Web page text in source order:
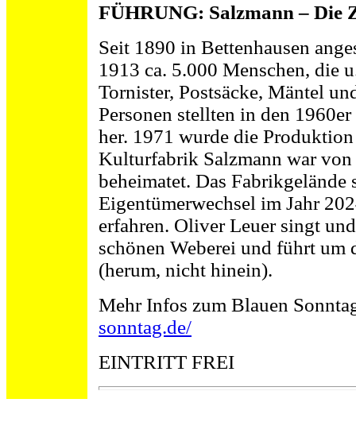
FÜHRUNG: Salzmann – Die
Seit 1890 in Bettenhausen
1913 ca. 5.000 Menschen, die
Tornister, Postsäcke, Mäntel
Personen stellten in den
her. 1971 wurde die
Kulturfabrik Salzmann war
beheimatet. Das
Eigentümerwechsel im Jahr
erfahren. Oliver Leuer singt
schönen Weberei und führt
(herum, nicht hinein).
Mehr Infos zum Blauen
sonntag.de/
EINTRITT FREI